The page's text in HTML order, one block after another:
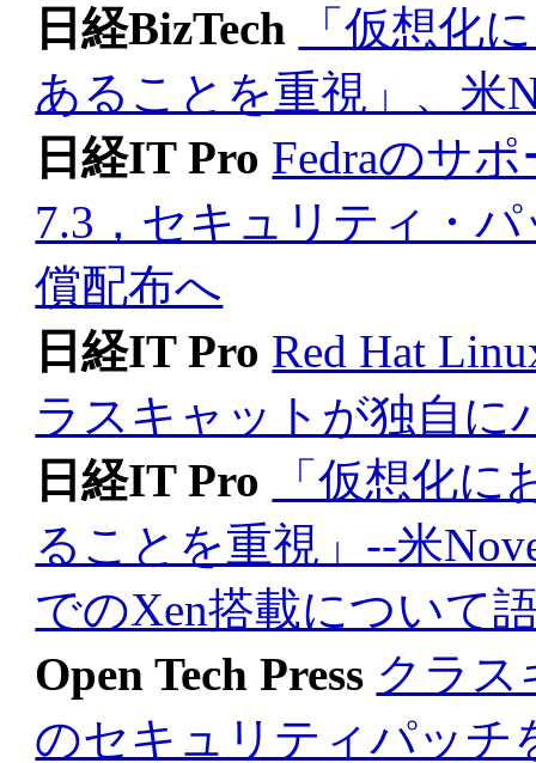
日経BizTech
「仮想化
あることを重視」、米
日経IT Pro Fedraのサ
7.3，セキュリティ・
償配布へ
日経IT Pro Red Hat
ラスキャットが独自に
日経IT Pro
「仮想化
ることを重視」--米
でのXen搭載について
Open Tech Press クラス
のセキュリティパッチ